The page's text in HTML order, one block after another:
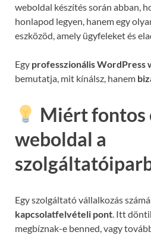
weboldal készítés során abban,
honlapod legyen, hanem egy
eszközöd, amely ügyfeleket és
Egy professzionális WordPress
bemutatja, mit kínálsz, hanem
Miért fontos
weboldal a
Egy szolgáltató vállalkozás
kapcsolatfelvételi pont. Itt
megbíznak-e benned, vagy